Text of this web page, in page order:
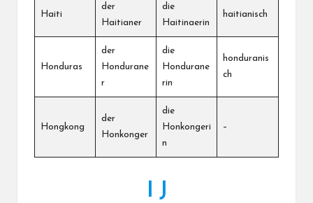
Haiti
der
Haitianer
die
Haitinaerin
haitianisch
Honduras
der
Hondurane
r
die
Hondurane
rin
honduranis
ch
Hongkong
der
Honkonger
die
Honkongeri
n
–
I J